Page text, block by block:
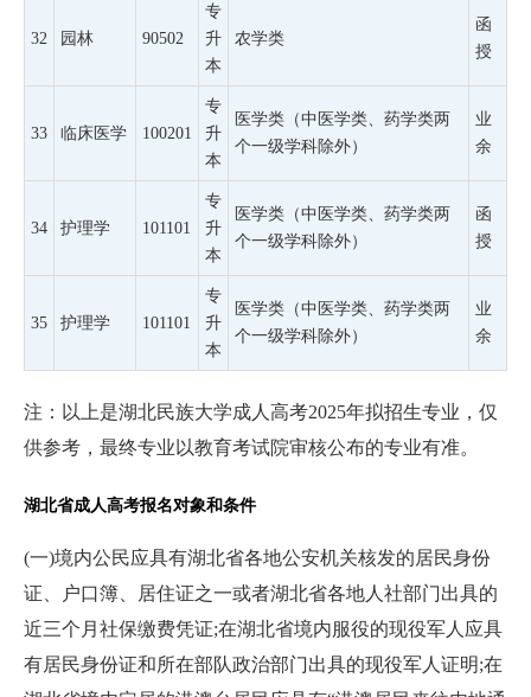
32 园林 90502
专
升
本
农学类
函
授
33 临床医学 100201
专
升
本
医学类（中医学类、药学类两
个一级学科除外）
业
余
34 护理学 101101
专
升
本
医学类（中医学类、药学类两
个一级学科除外）
函
授
35 护理学 101101
专
升
本
医学类（中医学类、药学类两
个一级学科除外）
业
余
注：以上是湖北民族大学成人高考2025年拟招生专业，仅
供参考，最终专业以教育考试院审核公布的专业有准。
湖北省成人高考报名对象和条件
(一)境内公民应具有湖北省各地公安机关核发的居民身份
证、户口簿、居住证之一或者湖北省各地人社部门出具的
近三个月社保缴费凭证;在湖北省境内服役的现役军人应具
有居民身份证和所在部队政治部门出具的现役军人证明;在